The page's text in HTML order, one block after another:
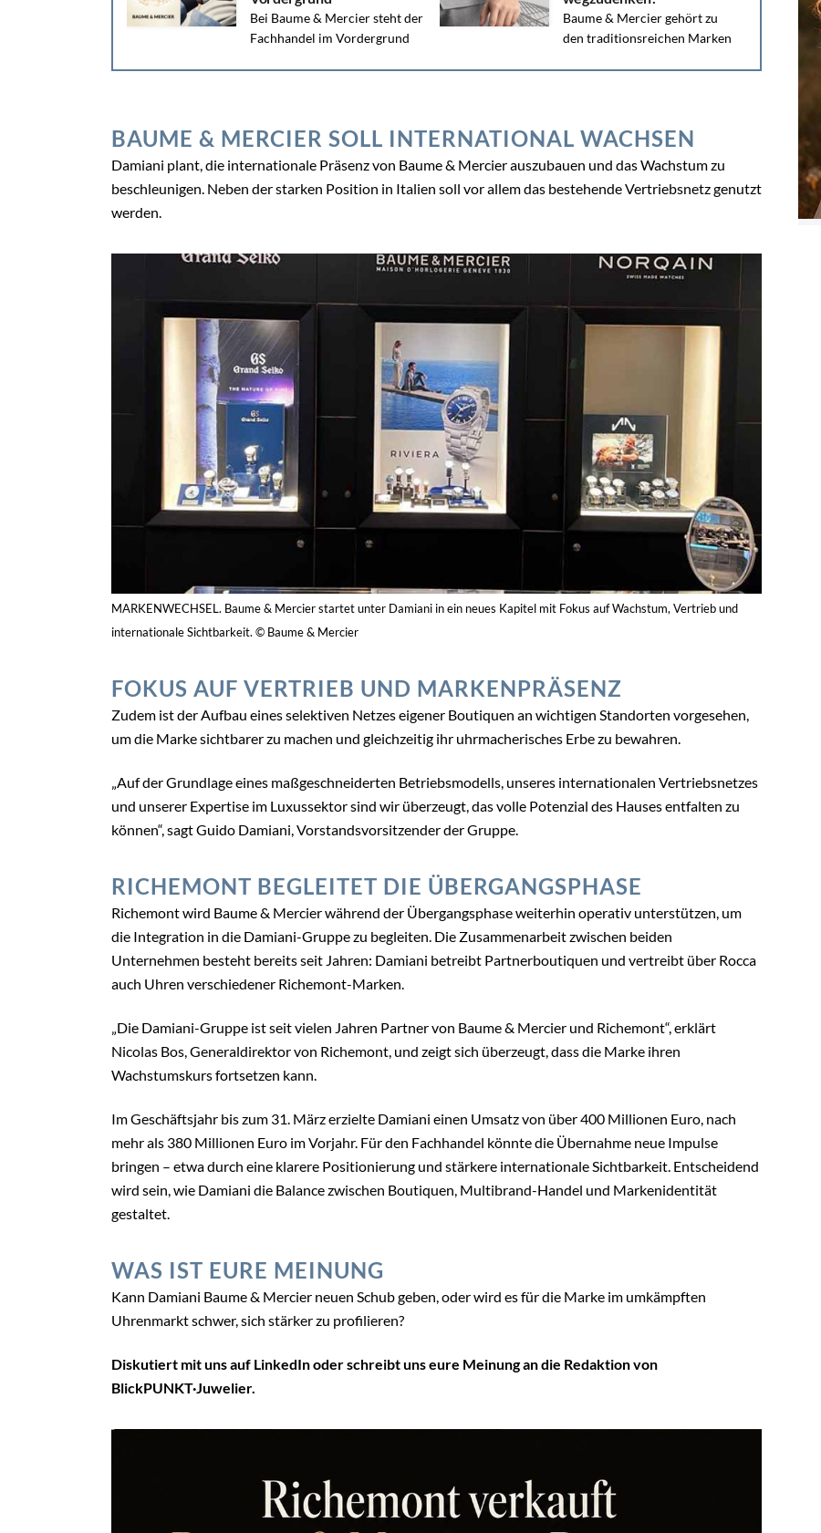
Datenschutzerklärung zeigen
Bereits registriert? Hier gehrt es zum Login –>
Baume & Mercier,Damiani Markenwechsel,Richemont
Uhrenfachhandelsmarke
2023
1 COMMENT
Posted at 16:10h, 28 Juli Zum Antworten anmelden
Richmont mit seinen vielen Marken steht sich beim Absatz selbst im Wege. Zuerst
sammelte man Marken ein und baute einen Gemischtwarenladen auf. Das konnte
finanzielle Leistungsfähigeit zwingt den Fachhandel dazu Schwerpunkte zu setzen.
Die Margen sind beim Uhrenhandel zeimlich gering, ebenso die
Umschlagsgeschwindigkeit. Baume et Mercier war und ist eine tolle Marke mit
gar nicht so schlecht, dass Baume et Mercier nicht mehr zu den oft sehr arrogant
wirkenden Franzosen gehört und wieder ein normal denkendes Management die
Geschicke der Traditionsmarke führt.
POST A COMMENT
Du musstangemeldetsein, um einen Kommentar abzugeben.
ÄHNLICHE THEMEN
MoonSwatch: Wie Omega
und Swatch einen Mega-
Umsatz einbrachten (Teil 4)
das für Juweliere wirklich
bedeutet
BLICKPUNKT UHREN